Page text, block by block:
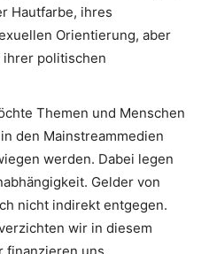
Hautfarbe, ihres
Orientierung, aber
politischen
Themen und Menschen
den Mainstreammedien
werden. Dabei legen
Gelder von
nicht indirekt entgegen.
wir in diesem